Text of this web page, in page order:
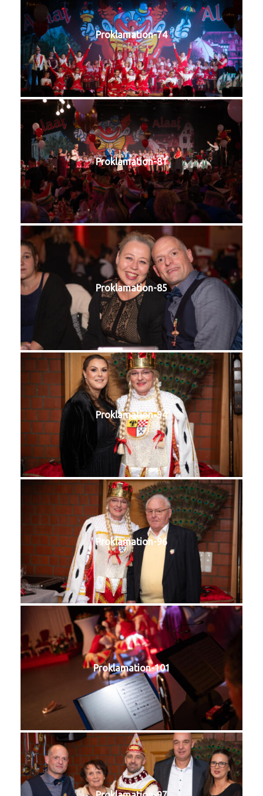
Proklamation-74
Proklamation-81
Proklamation-85
Proklamation-94
Proklamation-96
Proklamation-101